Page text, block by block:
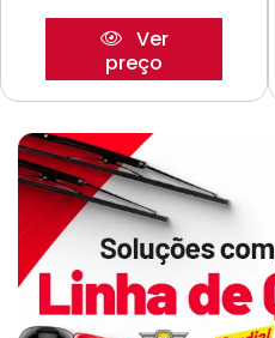
Ver
preço